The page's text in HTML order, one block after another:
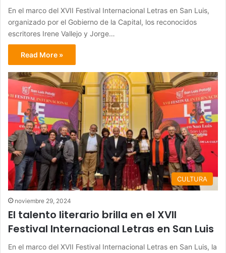
En el marco del XVII Festival Internacional Letras en San Luis,
organizado por el Gobierno de la Capital, los reconocidos
escritores Irene Vallejo y Jorge…
Read More »
CULTURA
noviembre 29, 2024
El talento literario brilla en el XVII
Festival Internacional Letras en San Luis
En el marco del XVII Festival Internacional Letras en San Luis, la